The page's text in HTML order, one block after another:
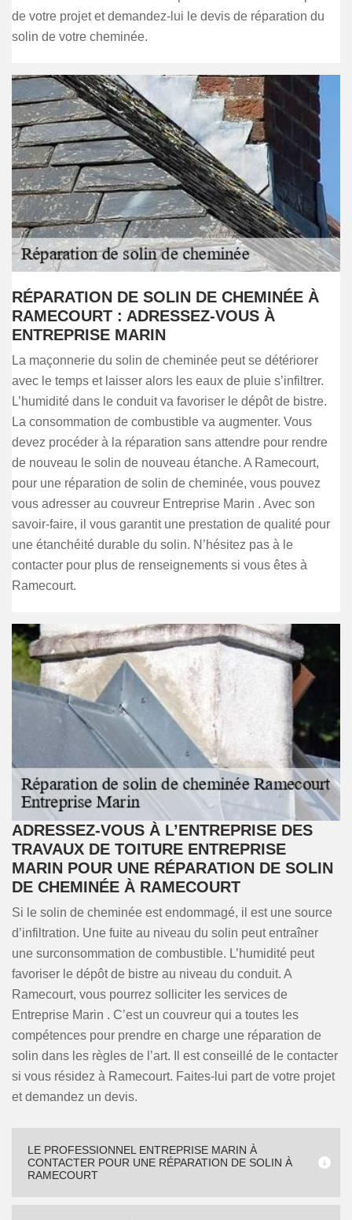
de votre projet et demandez-lui le devis de réparation du
solin de votre cheminée.
RÉPARATION DE SOLIN DE CHEMINÉE À
RAMECOURT : ADRESSEZ-VOUS À
ENTREPRISE MARIN
La maçonnerie du solin de cheminée peut se détériorer
avec le temps et laisser alors les eaux de pluie s’infiltrer.
L’humidité dans le conduit va favoriser le dépôt de bistre.
La consommation de combustible va augmenter. Vous
devez procéder à la réparation sans attendre pour rendre
de nouveau le solin de nouveau étanche. A Ramecourt,
pour une réparation de solin de cheminée, vous pouvez
vous adresser au couvreur Entreprise Marin . Avec son
savoir-faire, il vous garantit une prestation de qualité pour
une étanchéité durable du solin. N’hésitez pas à le
contacter pour plus de renseignements si vous êtes à
Ramecourt.
ADRESSEZ-VOUS À L’ENTREPRISE DES
TRAVAUX DE TOITURE ENTREPRISE
MARIN POUR UNE RÉPARATION DE SOLIN
DE CHEMINÉE À RAMECOURT
Si le solin de cheminée est endommagé, il est une source
d’infiltration. Une fuite au niveau du solin peut entraîner
une surconsommation de combustible. L’humidité peut
favoriser le dépôt de bistre au niveau du conduit. A
Ramecourt, vous pourrez solliciter les services de
Entreprise Marin . C’est un couvreur qui a toutes les
compétences pour prendre en charge une réparation de
solin dans les règles de l’art. Il est conseillé de le contacter
si vous résidez à Ramecourt. Faites-lui part de votre projet
et demandez un devis.
LE PROFESSIONNEL ENTREPRISE MARIN À
CONTACTER POUR UNE RÉPARATION DE SOLIN À
RAMECOURT